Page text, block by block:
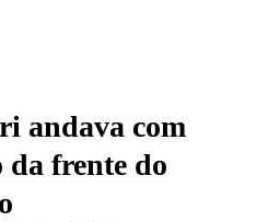
andava com
da frente do